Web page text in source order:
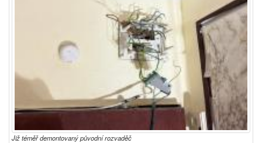
Již téměř demontovaný původní rozvaděč